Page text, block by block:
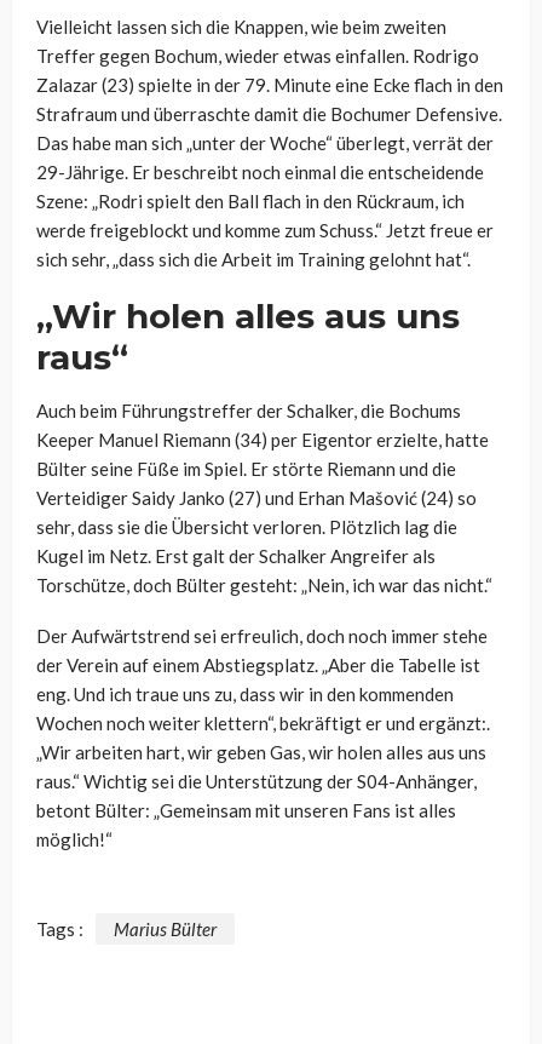
Vielleicht lassen sich die Knappen, wie beim zweiten
Treffer gegen Bochum, wieder etwas einfallen. Rodrigo
Zalazar (23) spielte in der 79. Minute eine Ecke flach in den
Strafraum und überraschte damit die Bochumer Defensive.
Das habe man sich „unter der Woche“ überlegt, verrät der
29-Jährige. Er beschreibt noch einmal die entscheidende
Szene: „Rodri spielt den Ball flach in den Rückraum, ich
werde freigeblockt und komme zum Schuss.“ Jetzt freue er
sich sehr, „dass sich die Arbeit im Training gelohnt hat“.
„Wir holen alles aus uns
raus“
Auch beim Führungstreffer der Schalker, die Bochums
Keeper Manuel Riemann (34) per Eigentor erzielte, hatte
Bülter seine Füße im Spiel. Er störte Riemann und die
Verteidiger Saidy Janko (27) und Erhan Mašović (24) so
sehr, dass sie die Übersicht verloren. Plötzlich lag die
Kugel im Netz. Erst galt der Schalker Angreifer als
Torschütze, doch Bülter gesteht: „Nein, ich war das nicht.“
Der Aufwärtstrend sei erfreulich, doch noch immer stehe
der Verein auf einem Abstiegsplatz. „Aber die Tabelle ist
eng. Und ich traue uns zu, dass wir in den kommenden
Wochen noch weiter klettern“, bekräftigt er und ergänzt:.
„Wir arbeiten hart, wir geben Gas, wir holen alles aus uns
raus.“ Wichtig sei die Unterstützung der S04-Anhänger,
betont Bülter: „Gemeinsam mit unseren Fans ist alles
möglich!“
Tags : Marius Bülter